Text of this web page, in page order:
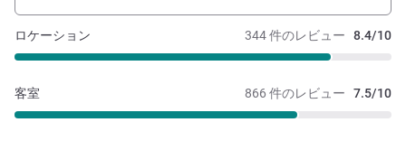
344 件のレビュー 8.4/10
ロケーション
866 件のレビュー 7.5/10
客室